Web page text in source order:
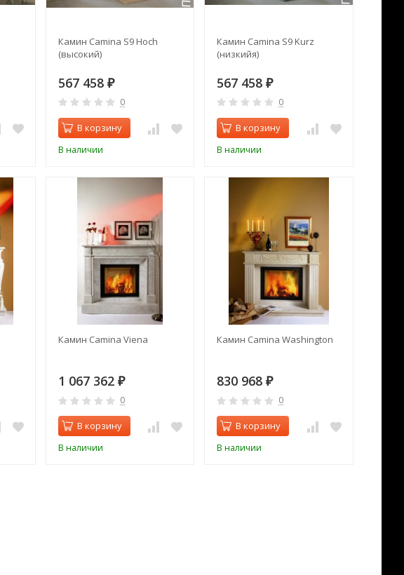
Камин Camina S9 Hoch
(высокий)
567 458 ₽
0
В корзину
В наличии
Камин Camina S9 Kurz
(низкийя)
567 458₽
0
В корзину
В наличии
Камин Camina Viena
1 067 362 ₽
0
В корзину
В наличии
Камин Camina Washington
830 968₽
0
В корзину
В наличии